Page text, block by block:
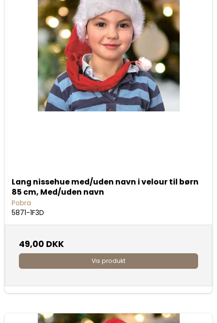
Lang nissehue med/uden navn i velour til børn
85 cm, Med/uden navn
Pobra
5871-1F3D
49,00 DKK
Vis produkt